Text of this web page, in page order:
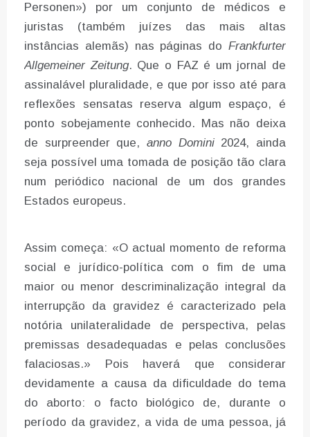
Personen») por um conjunto de médicos e
juristas (também juízes das mais altas
instâncias alemãs) nas páginas do Frankfurter
Allgemeiner Zeitung. Que o FAZ é um jornal de
assinalável pluralidade, e que por isso até para
reflexões sensatas reserva algum espaço, é
ponto sobejamente conhecido. Mas não deixa
de surpreender que, anno Domini 2024, ainda
seja possível uma tomada de posição tão clara
num periódico nacional de um dos grandes
Estados europeus.
Assim começa: «O actual momento de reforma
social e jurídico-política com o fim de uma
maior ou menor descriminalização integral da
interrupção da gravidez é caracterizado pela
notória unilateralidade de perspectiva, pelas
premissas desadequadas e pelas conclusões
falaciosas.» Pois haverá que considerar
devidamente a causa da dificuldade do tema
do aborto: o facto biológico de, durante o
período da gravidez, a vida de uma pessoa, já